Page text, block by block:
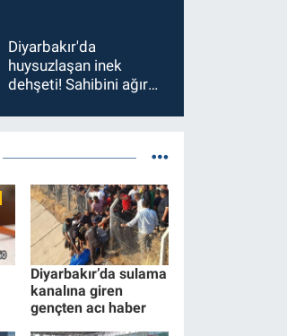
Diyarbakır'da
huysuzlaşan inek
dehşeti! Sahibini ağır
Diyarbakır’da sulama
kanalına giren
gençten acı haber